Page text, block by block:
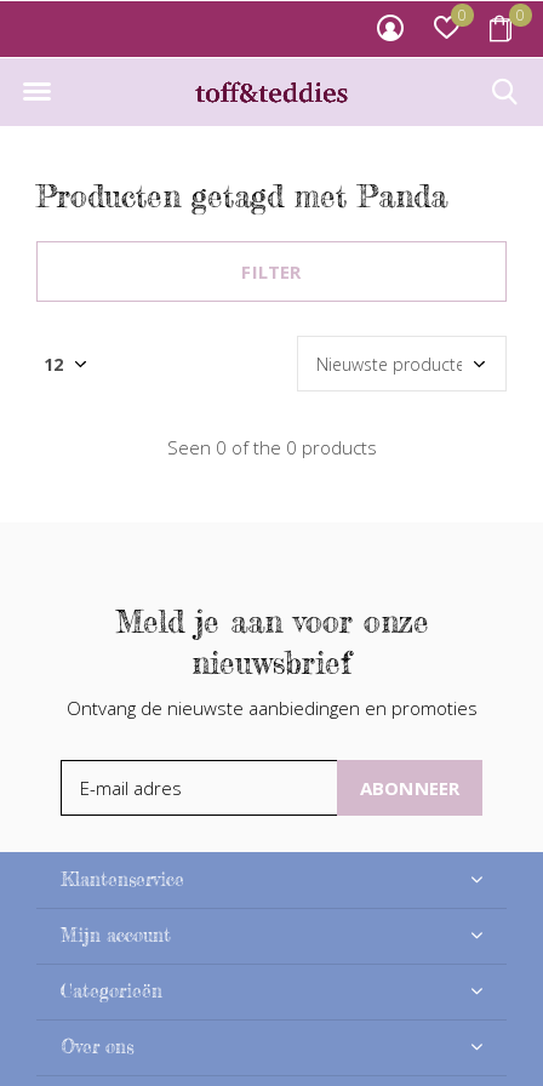
0 0
Producten getagd met Panda
FILTER
Seen 0 of the 0 products
Meld je aan voor onze
nieuwsbrief
Ontvang de nieuwste aanbiedingen en promoties
ABONNEER
Klantenservice
Mijn account
Categorieën
Over ons